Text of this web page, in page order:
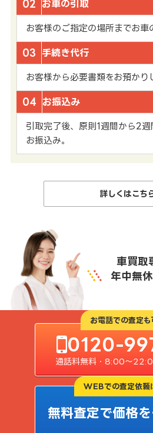
02 お車の引取
お客様のご指定の場所までお車
03 手続き代行
お客様から必要書類をお預かり
04 お振込み
引取完了後、原則1週間から2
お振込み。
詳しくはこち
車買取
年中無
お電話での査定も
0120-
通話料無料・8:00〜
WEBでの査定依頼
無料査定で価格を